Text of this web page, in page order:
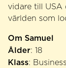
vidare till USA
världen som
Om Samuel
Ålder: 18
Klass: